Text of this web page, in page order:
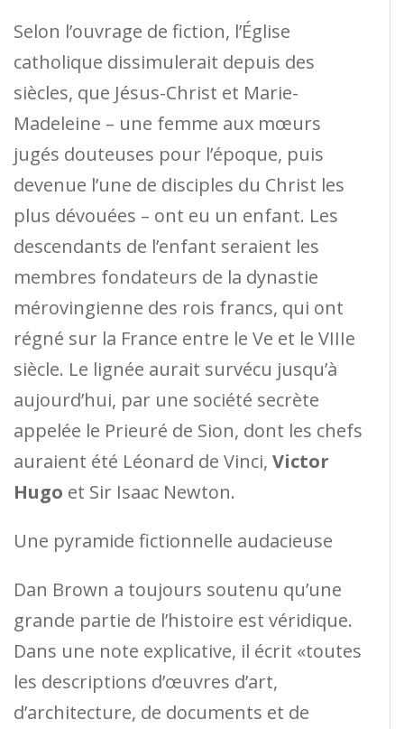
Selon l’ouvrage de fiction, l’Église
catholique dissimulerait depuis des
siècles, que Jésus-Christ et Marie-
Madeleine – une femme aux mœurs
jugés douteuses pour l’époque, puis
devenue l’une de disciples du Christ les
plus dévouées – ont eu un enfant. Les
descendants de l’enfant seraient les
membres fondateurs de la dynastie
mérovingienne des rois francs, qui ont
régné sur la France entre le Ve et le VIIIe
siècle. Le lignée aurait survécu jusqu’à
aujourd’hui, par une société secrète
appelée le Prieuré de Sion, dont les chefs
auraient été Léonard de Vinci, Victor
Hugo et Sir Isaac Newton.
Une pyramide fictionnelle audacieuse
Dan Brown a toujours soutenu qu’une
grande partie de l’histoire est véridique.
Dans une note explicative, il écrit «toutes
les descriptions d’œuvres d’art,
d’architecture, de documents et de